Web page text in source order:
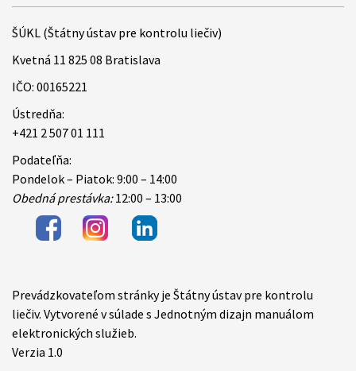
ŠÚKL (Štátny ústav pre kontrolu liečiv)
Kvetná 11 825 08 Bratislava
IČO: 00165221
Ústredňa:
+421 2 507 01 111
Podateľňa:
Pondelok – Piatok: 9:00 – 14:00
Obedná prestávka:12:00 – 13:00
Items
Prevádzkovateľom stránky je Štátny ústav pre kontrolu
liečiv. Vytvorené v súlade s Jednotným dizajn manuálom
elektronických služieb.
Verzia 1.0